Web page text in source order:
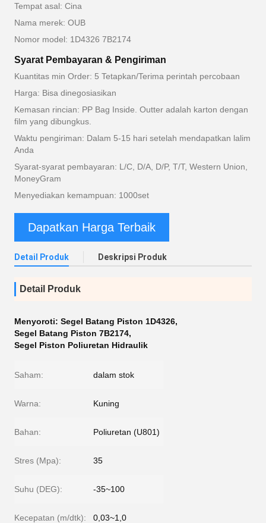
Tempat asal: Cina
Nama merek: OUB
Nomor model: 1D4326 7B2174
Syarat Pembayaran & Pengiriman
Kuantitas min Order: 5 Tetapkan/Terima perintah percobaan
Harga: Bisa dinegosiasikan
Kemasan rincian: PP Bag Inside. Outter adalah karton dengan
film yang dibungkus.
Waktu pengiriman: Dalam 5-15 hari setelah mendapatkan lalim
Anda
Syarat-syarat pembayaran: L/C, D/A, D/P, T/T, Western Union,
MoneyGram
Menyediakan kemampuan: 1000set
Dapatkan Harga Terbaik
Detail Produk Deskripsi Produk
Detail Produk
Menyoroti: Segel Batang Piston 1D4326,
Segel Batang Piston 7B2174,
Segel Piston Poliuretan Hidraulik
Saham: dalam stok
Warna: Kuning
Bahan: Poliuretan (U801)
Stres (Mpa): 35
Suhu (DEG): -35~100
Kecepatan (m/dtk): 0,03~1,0